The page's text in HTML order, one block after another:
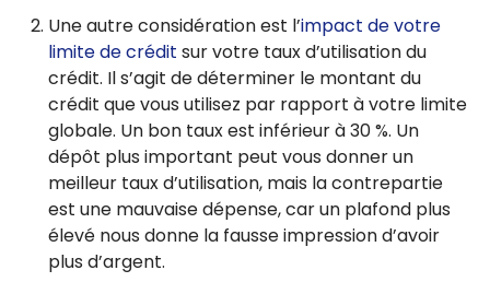
Une autre considération est l’impact de votre
limite de crédit sur votre taux d’utilisation du
crédit. Il s’agit de déterminer le montant du
crédit que vous utilisez par rapport à votre limite
globale. Un bon taux est inférieur à 30 %. Un
dépôt plus important peut vous donner un
meilleur taux d’utilisation, mais la contrepartie
est une mauvaise dépense, car un plafond plus
élevé nous donne la fausse impression d’avoir
plus d’argent.